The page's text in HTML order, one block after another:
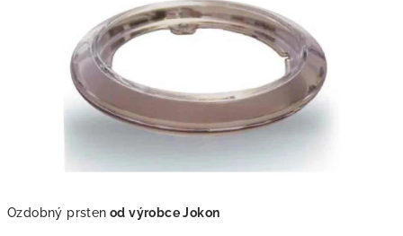
Ozdobný prsten od výrobce Jokon